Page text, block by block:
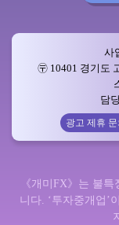
사
〶 10401 경기도
담
광고 제휴 문
《개미FX》는 불
니다. ‘투자중개업’